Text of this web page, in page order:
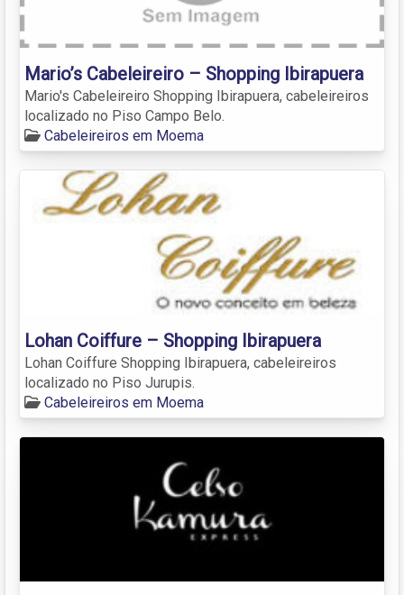
Mario’s Cabeleireiro – Shopping Ibirapuera
Mario's Cabeleireiro Shopping Ibirapuera, cabeleireiros
localizado no Piso Campo Belo.
Cabeleireiros em Moema
Lohan Coiffure – Shopping Ibirapuera
Lohan Coiffure Shopping Ibirapuera, cabeleireiros
localizado no Piso Jurupis.
Cabeleireiros em Moema